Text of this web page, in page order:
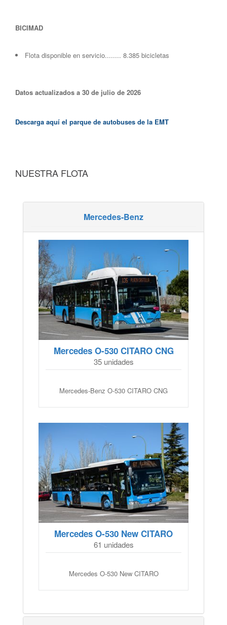
BICIMAD
Flota disponible en servicio........ 8.385 bicicletas
Datos actualizados a 30 de julio de 2026
Descarga aquí el parque de autobuses de la EMT
NUESTRA FLOTA
Mercedes-Benz
Mercedes O-530 CITARO CNG
35 unidades
Mercedes-Benz O-530 CITARO CNG
Mercedes O-530 New CITARO
61 unidades
Mercedes O-530 New CITARO